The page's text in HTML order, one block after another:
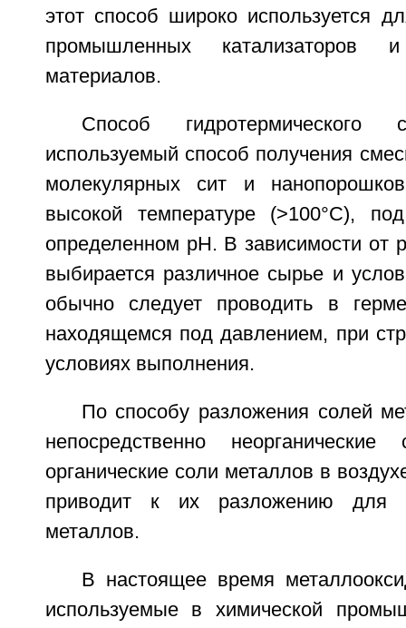
этот способ широко используется
промышленных катализаторов и
материалов.
Способ
используемый способ получения
молекулярных сит и
высокой температуре (>100°C),
определенном pH. В зависимости от
выбирается различное сырье и
обычно следует проводить в
находящемся под давлением, при
условиях выполнения.
По способу разложения солей
непосредственно
органические соли металлов в
приводит к их разложению для
металлов.
В настоящее время
используемые в химической